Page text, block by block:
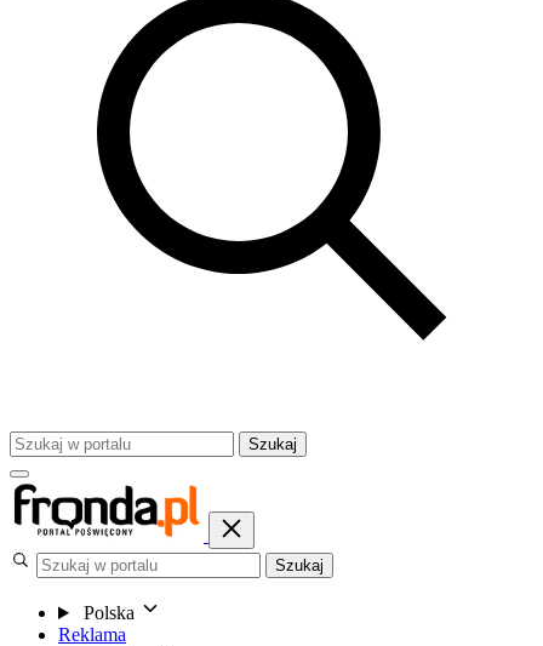
Szukaj
Szukaj
Polska
Reklama